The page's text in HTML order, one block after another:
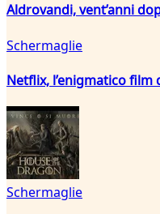
Aldrovandi, vent’anni
Schermaglie
Netflix, l’enigmatico film
Schermaglie